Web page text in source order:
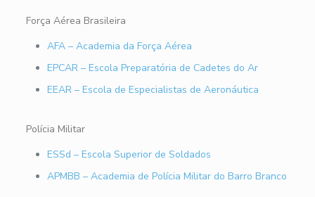
Força Aérea Brasileira
AFA – Academia da Força Aérea
EPCAR – Escola Preparatória de Cadetes do Ar
EEAR – Escola de Especialistas de Aeronáutica
Polícia Militar
ESSd – Escola Superior de Soldados
APMBB – Academia de Polícia Militar do Barro Branco